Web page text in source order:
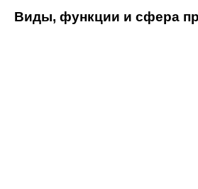
Виды, функции и сфера